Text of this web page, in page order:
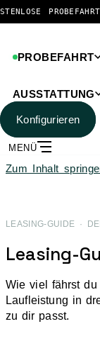
Zum Inhalt
PROBEFAHRT ·
PROBEFAHRT
AUSSTATTUNG
Konfigurieren
MENÜ
LEASING-GUIDE ·
Leasing-
Wie viel fährst
Laufleistung in
zu dir passt.